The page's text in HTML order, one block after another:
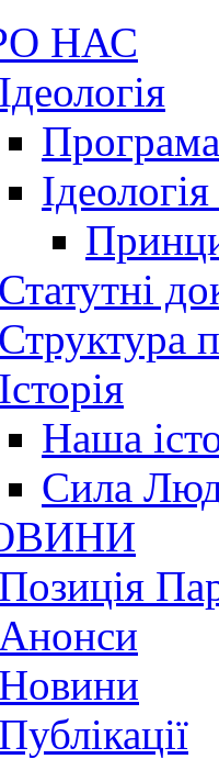
НАС
Ідеологія
Статутні
Структура
Історія
Наша
Сила
Позиція
Анонси
Новини
Публікації